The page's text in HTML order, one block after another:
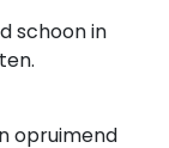
schoon in
opruimend